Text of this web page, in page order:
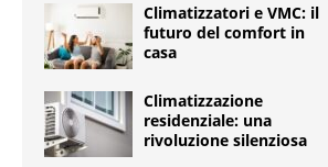
Climatizzatori e VMC: il
futuro del comfort in
casa
Climatizzazione
residenziale: una
rivoluzione silenziosa